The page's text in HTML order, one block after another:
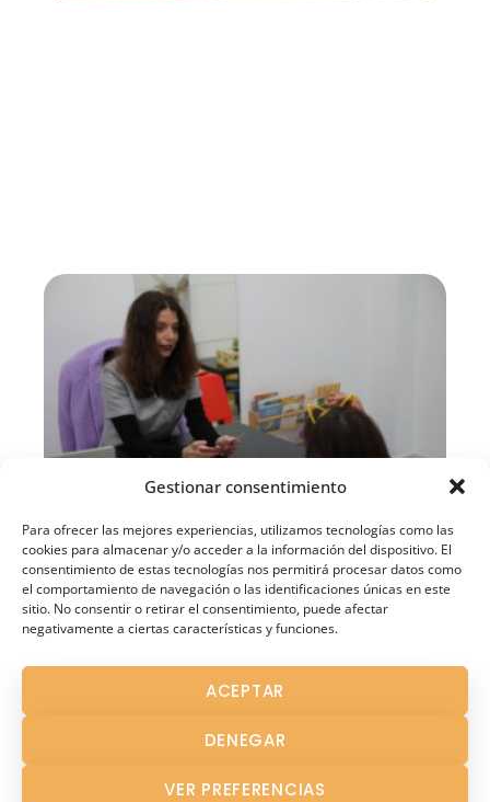
Gestionar consentimiento
Para ofrecer las mejores experiencias, utilizamos tecnologías como las
cookies para almacenar y/o acceder a la información del dispositivo. El
consentimiento de estas tecnologías nos permitirá procesar datos como
el comportamiento de navegación o las identificaciones únicas en este
sitio. No consentir o retirar el consentimiento, puede afectar
negativamente a ciertas características y funciones.
ACEPTAR
DENEGAR
VER PREFERENCIAS